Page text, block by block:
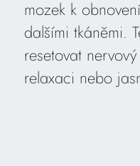
mozek k
dalšími tkáněmi.
resetovat
relaxaci nebo